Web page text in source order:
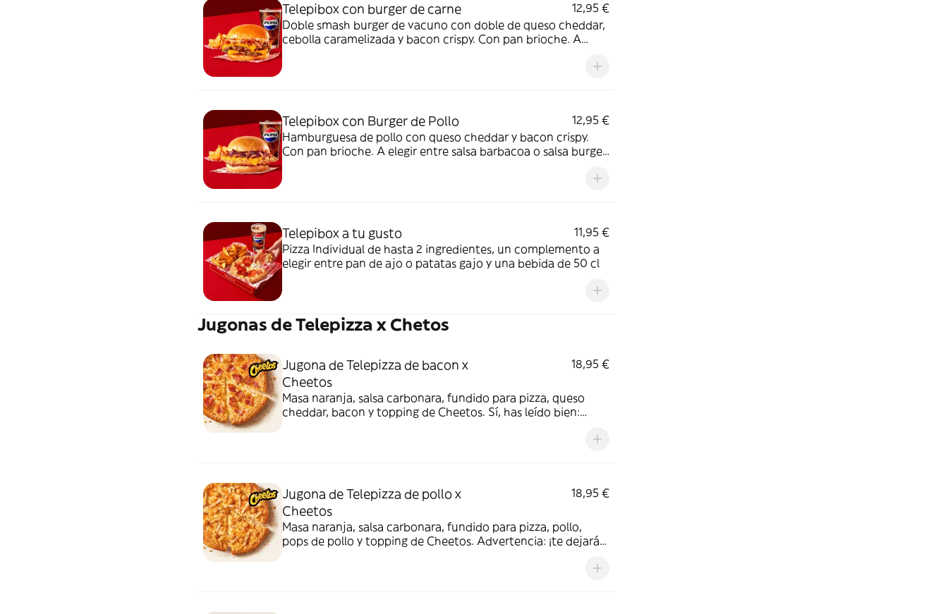
Telepibox con burger de carne
12,95 €
Doble smash burger de vacuno con doble de queso cheddar,
cebolla caramelizada y bacon crispy. Con pan brioche. A
Telepibox con Burger de Pollo
12,95 €
Hamburguesa de pollo con queso cheddar y bacon crispy.
Con pan brioche. A elegir entre salsa barbacoa o salsa burger.
Telepibox a tu gusto
11,95 €
Pizza Individual de hasta 2 ingredientes, un complemento a
elegir entre pan de ajo o patatas gajo y una bebida de 50 cl
Jugonas de Telepizza x Chetos
Jugona de Telepizza de bacon x
Cheetos
18,95 €
Masa naranja, salsa carbonara, fundido para pizza, queso
cheddar, bacon y topping de Cheetos. Sí, has leído bien:
Jugona de Telepizza de pollo x
Cheetos
18,95 €
Masa naranja, salsa carbonara, fundido para pizza, pollo,
pops de pollo y topping de Cheetos. Advertencia: ¡te dejará